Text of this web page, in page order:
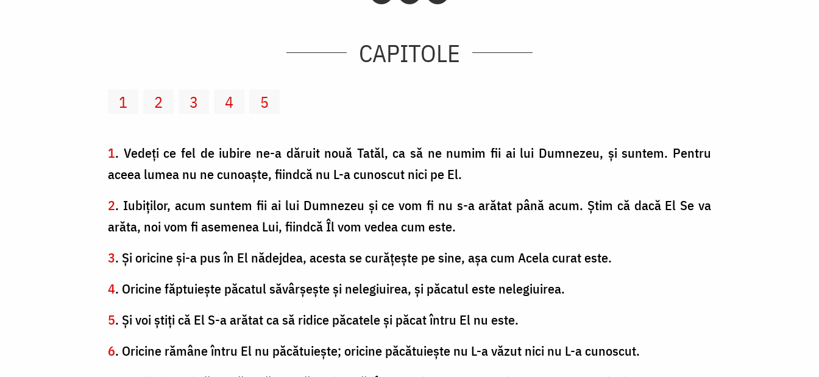
CAPITOLE
1 2 3 4 5
1. Vedeţi ce fel de iubire ne-a dăruit nouă Tatăl, ca să ne numim fii ai lui Dumnezeu, şi suntem. Pentru
aceea lumea nu ne cunoaşte, fiindcă nu L-a cunoscut nici pe El.
2. Iubiţilor, acum suntem fii ai lui Dumnezeu şi ce vom fi nu s-a arătat până acum. Ştim că dacă El Se va
arăta, noi vom fi asemenea Lui, fiindcă Îl vom vedea cum este.
3. Şi oricine şi-a pus în El nădejdea, acesta se curăţeşte pe sine, aşa cum Acela curat este.
4. Oricine făptuieşte păcatul săvârşeşte şi nelegiuirea, şi păcatul este nelegiuirea.
5. Şi voi ştiţi că El S-a arătat ca să ridice păcatele şi păcat întru El nu este.
6. Oricine rămâne întru El nu păcătuieşte; oricine păcătuieşte nu L-a văzut nici nu L-a cunoscut.